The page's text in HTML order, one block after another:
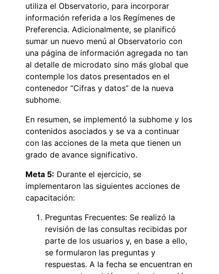
utiliza el Observatorio, para incorporar
información referida a los Regímenes de
Preferencia. Adicionalmente, se planificó
sumar un nuevo menú al Observatorio con
una página de información agregada no tan
al detalle de microdato sino más global que
contemple los datos presentados en el
contenedor “Cifras y datos” de la nueva
subhome.
En resumen, se implementó la subhome y los
contenidos asociados y se va a continuar
con las acciones de la meta que tienen un
grado de avance significativo.
Meta 5: Durante el ejercicio, se
implementaron las siguientes acciones de
capacitación:
Preguntas Frecuentes: Se realizó la
revisión de las consultas recibidas por
parte de los usuarios y, en base a ello,
se formularon las preguntas y
respuestas. A la fecha se encuentran en